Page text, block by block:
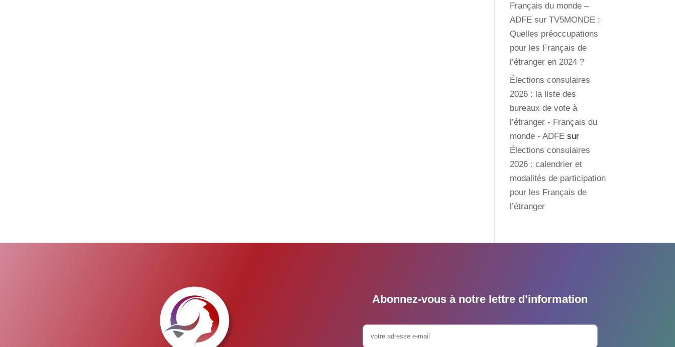
Français du monde –
ADFE sur TV5MONDE :
Quelles préoccupations
pour les Français de
l’étranger en 2024 ?
Élections consulaires
2026 : la liste des
bureaux de vote à
l’étranger - Français du
monde - ADFE sur
Élections consulaires
2026 : calendrier et
modalités de participation
pour les Français de
l’étranger
Abonnez-vous à notre lettre d’information